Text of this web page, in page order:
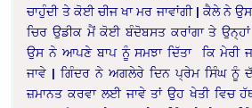
ਚਾਹੁੰਦੀ ਤੇ ਕੋਈ ਚੀਜ ਖਾ ਮਰ ਜਾਵਾਂਗੀ | ਕੈਲੇ ਨੇ
ਚਿਰ ਉਡੀਕ ਮੈਂ ਕੋਈ ਬੰਦੋਬਸਤ ਕਰਾਂਗਾ ਤੇ ਉਨ੍ਹਾਂ
ਉਸ ਨੇ ਆਪਣੇ ਬਾਪ ਨੂੰ ਸਮਝਾ ਦਿੱਤਾ ਕਿ ਮੇਰੀ
ਜਾਵੇ | ਗਿੰਦਰ ਨੇ ਅਗਲੇਰੇ ਦਿਨ ਪ੍ਰੇਮ ਸਿੰਘ ਨੂੰ
ਜ਼ਮਾਨਤ ਕਰਵਾ ਲਈ ਜਾਵੇ ਤਾਂ ਉਹ ਖੇਤੀ ਵਿਚ